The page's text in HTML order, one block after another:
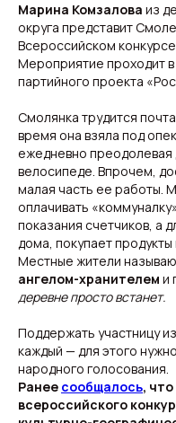
Марина Комзалова из
округа представит
Всероссийском
Мероприятие проходит
партийного проекта
Смолянка трудится
время она взяла под
ежедневно преодолевая
велосипеде. Впрочем,
малая часть ее работы.
оплачивать
показания счетчиков, а
дома, покупает
Местные жители
ангелом-хранителем и
деревне просто встанет.
Поддержать участницу
каждый — для этого нужно
народного голосования.
Ранее сообщалось,
всероссийского
Свежие новости с жару —
Добро пожаловать на кухню
Новости
Общество
Экономика
Политика
Мир